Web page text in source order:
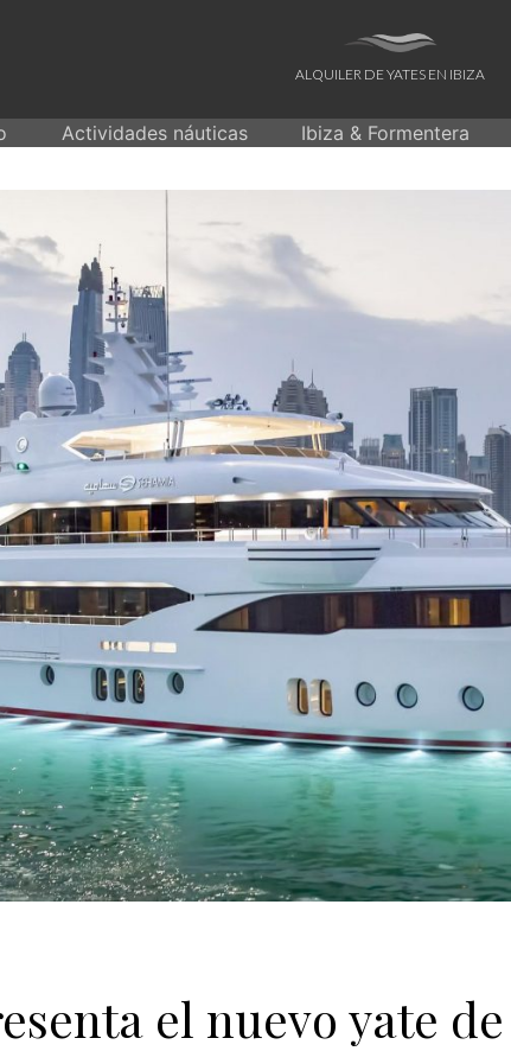
ALQUILER DE YATES EN IBIZA
Actividades náuticas Ibiza & Formentera
el nuevo yate